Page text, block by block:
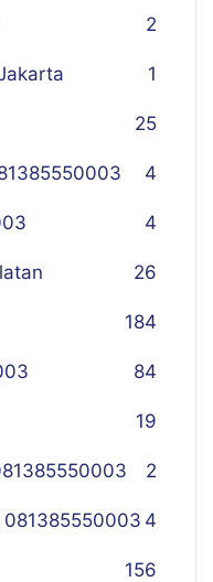
2
1
25
4
4
26
184
84
19
2
4
156